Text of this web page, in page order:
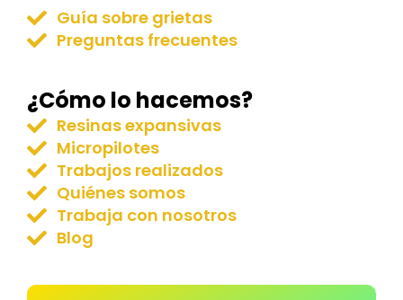
Guía sobre grietas
Preguntas frecuentes
¿Cómo lo hacemos?
Resinas expansivas
Micropilotes
Trabajos realizados
Quiénes somos
Trabaja con nosotros
Blog